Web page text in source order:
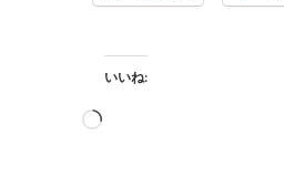
いいね:
読